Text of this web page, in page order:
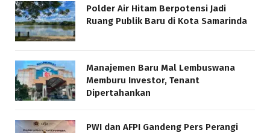
Polder Air Hitam Berpotensi Jadi
Ruang Publik Baru di Kota Samarinda
Manajemen Baru Mal Lembuswana
Memburu Investor, Tenant
Dipertahankan
PWI dan AFPI Gandeng Pers Perangi